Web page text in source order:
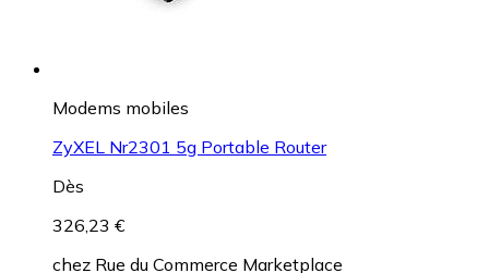
Modems mobiles
ZyXEL Nr2301 5g Portable Router
Dès
326,23 €
chez Rue du Commerce Marketplace